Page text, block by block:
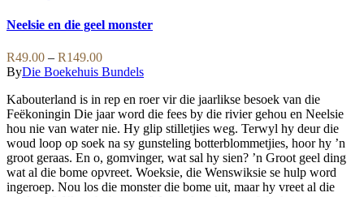
options
may
be
chosen
on
the
product
page
has
multiple
variants.
The
options
may
be
chosen
on
the
product
page
Neelsie en die geel monster
R49.00 – R149.00Price
range:
through
R149.00
ByDie Boekehuis Bundels
Kabouterland is in rep en roer vir die jaarlikse besoek van die
Feëkoningin Die jaar word die fees by die rivier gehou en Neelsie
hou nie van water nie. Hy glip stilletjies weg. Terwyl hy deur die
woud loop op soek na sy gunsteling botterblommetjies, hoor hy ’n
groot geraas. En o, gomvinger, wat sal hy sien? ’n Groot geel ding
wat al die bome opvreet. Woeksie, die Wenswiksie se hulp word
ingeroep. Nou los die monster die bome uit, maar hy vreet al die